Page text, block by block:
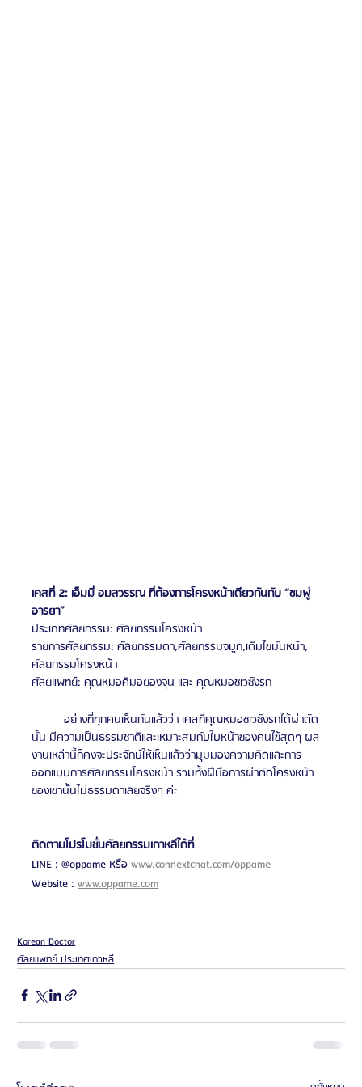
เคสที่ 2: เอ็มมี่ อมลวรรณ ที่ต้องการโครงหน้าเดียวกันกับ “ชมพู่
อารยา”
ประเภทศัลยกรรม: ศัลยกรรมโครงหน้า
รายการศัลยกรรม: ศัลยกรรมตา,ศัลยกรรมจมูก,เติมไขมันหน้า,
ศัลยกรรมโครงหน้า
ศัลยแพทย์: คุณหมอคิมอยองจุน และ คุณหมอชเวซังรก
	อย่างที่ทุกคนเห็นกันแล้วว่า เคสที่คุณหมอชเวซังรกได้ผ่าตัด
นั้น มีความเป็นธรรมชาติและเหมาะสมกับใบหน้าของคนไข้สุดๆ ผล
งานเหล่านี้ก็คงจะประจักษ์ให้เห็นแล้วว่ามุมมองความคิดและการ
ออกแบบการศัลยกรรมโครงหน้า รวมทั้งฝีมือการผ่าตัดโครงหน้า
ของเขานั้นไม่ธรรมดาเลยจริงๆ ค่ะ
ติดตามโปรโมชั่นศัลยกรรมเกาหลีได้ที่
LINE : @oppame หรือ www.connextchat.com/oppame
Website : www.oppame.com
Korean Doctor
ศัลยแพทย์ ประเทศเกาหลี